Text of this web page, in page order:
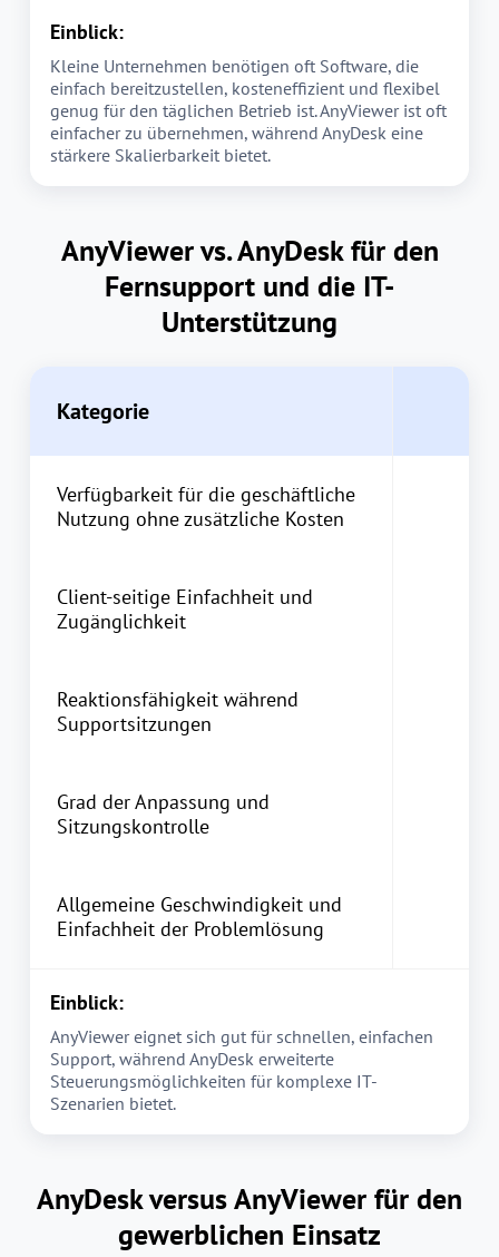
Einblick:
Kleine Unternehmen benötigen oft Software, die
einfach bereitzustellen, kosteneffizient und flexibel
genug für den täglichen Betrieb ist. AnyViewer ist oft
einfacher zu übernehmen, während AnyDesk eine
stärkere Skalierbarkeit bietet.
AnyViewer vs. AnyDesk für den
Fernsupport und die IT-
Unterstützung
Kategorie
Verfügbarkeit für die geschäftliche
Nutzung ohne zusätzliche Kosten
Client-seitige Einfachheit und
Zugänglichkeit
Reaktionsfähigkeit während
Supportsitzungen
Grad der Anpassung und
Sitzungskontrolle
Allgemeine Geschwindigkeit und
Einfachheit der Problemlösung
Einblick:
AnyViewer eignet sich gut für schnellen, einfachen
Support, während AnyDesk erweiterte
Steuerungsmöglichkeiten für komplexe IT-
Szenarien bietet.
AnyDesk versus AnyViewer für den
gewerblichen Einsatz